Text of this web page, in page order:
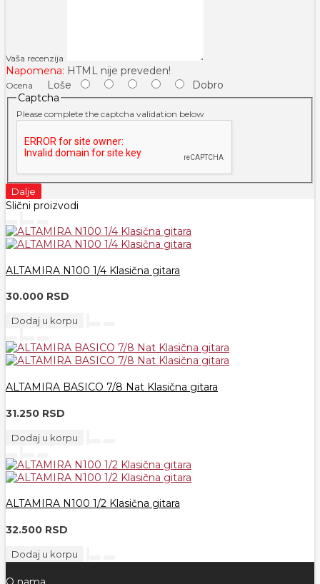
Vaša recenzija
Napomena: HTML nije preveden!
Ocena Loše
Dobro
Captcha
Please complete the captcha validation below
Dalje
Slični proizvodi
ALTAMIRA N100 1/4 Klasična gitara
30.000 RSD
Dodaj u korpu
ALTAMIRA BASICO 7/8 Nat Klasična gitara
31.250 RSD
Dodaj u korpu
ALTAMIRA N100 1/2 Klasična gitara
32.500 RSD
Dodaj u korpu